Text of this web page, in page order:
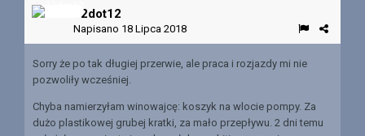
12dot12
Napisano 18 Lipca 2018
Sorry że po tak długiej przerwie, ale praca i rozjazdy mi nie
pozwoliły wcześniej.
Chyba namierzyłam winowajcę: koszyk na wlocie pompy. Za
dużo plastikowej grubej kratki, za mało przepływu. 2 dni temu